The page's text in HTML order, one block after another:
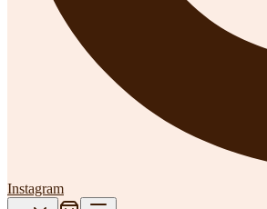
Instagram